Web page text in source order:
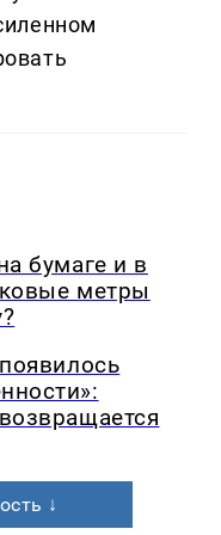
бумаге и в
метры
↓